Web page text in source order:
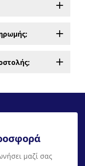
μαζί σας